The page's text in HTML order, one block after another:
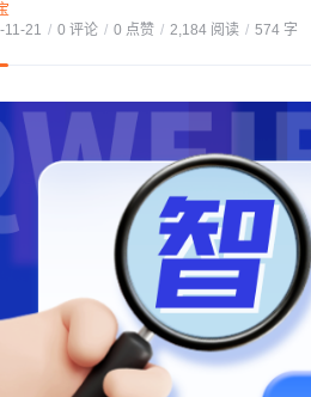
11-21 / 0 评论 / 0 点赞 / 2,184 阅读 / 574 字